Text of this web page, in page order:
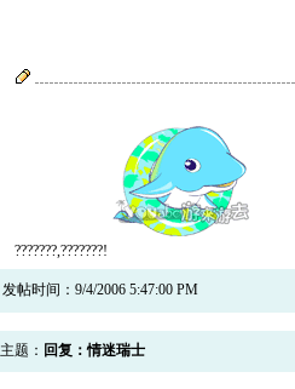
???????,???????!
发帖时间：9/4/2006 5:47:00 PM
主题： 回复：情迷瑞士